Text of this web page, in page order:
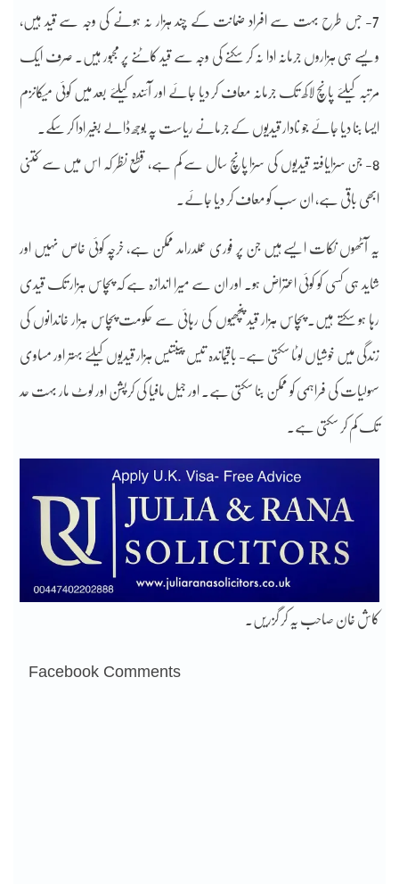
7- جس طرح بہت سے افراد ضمانت کے چند ہزار نہ ہونے کی وجہ سے قید ہیں،
ویسے ہی ہزاروں جرمانہ ادا نہ کر سکنے کی وجہ سے قید کاٹنے پر مجبور ہیں۔ صرف ایک
مرتبہ کیلئے پانچ لاکھ تک جرمانہ معاف کر دیا جائے اور آئندہ کیلئے بعد میں کوئی میکانزم
ایسا بنا دیا جائے جو نادار قیدیوں کے جرمانے ریاست پہ بوجھ ڈالے بغیر ادا کر سکے۔
8- جن سزایافتہ قیدیوں کی سزا پانچ سال سے کم ہے، قطع نظر کہ اس میں سے کتنی
ابھی باقی ہے، ان سب کو معاف کر دیا جائے۔
یہ آٹھوں نکات ایسے ہیں جن پر فوری عملدرامد ممکن ہے، خرچہ کوئی خاص نہیں اور
شاید ہی کسی کو کوئی اعتراض ہو۔ اور ان سے میرا اندازہ ہے کہ پچاس ہزار تک قیدی
رہا ہو سکتے ہیں۔ پچاس ہزار قید پنچھیوں کی رہائی سے حکومت پچاس ہزار خاندانوں کی
زندگی میں خوشیاں لوٹا سکتی ہے- باقیماندہ تیس پینتیس ہزار قیدیوں کیلئے بہتر اور مساوی
سہولیات کی فراہمی کو ممکن بنا سکتی ہے۔ اور جیل مافیا کی کرپشن اور لوٹ مار بہت حد
تک کم کر سکتی ہے۔
کاش خان صاحب یہ کر گزریں۔
Facebook Comments